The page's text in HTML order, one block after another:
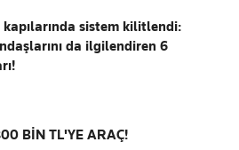
kapılarında sistem kilitlendi:
da ilgilendiren 6
BİN TL'YE ARAÇ!